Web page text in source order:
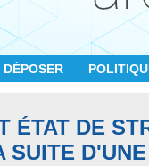
DÉPOSER
ÉTAT DE
SUITE